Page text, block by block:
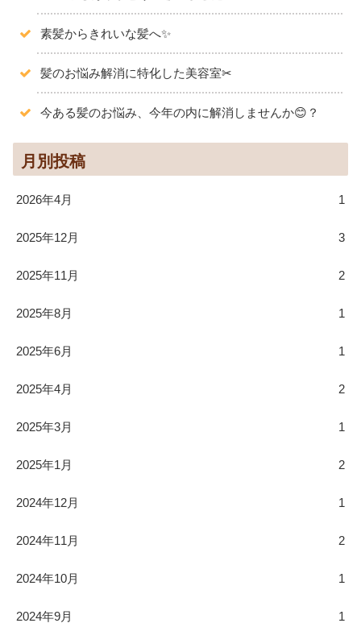
素髪からきれいな髪へ✨
髪のお悩み解消に特化した美容室✂
今ある髪のお悩み、今年の内に解消しませんか😊？
月別投稿
2026年4月 1
2025年12月 3
2025年11月 2
2025年8月 1
2025年6月 1
2025年4月 2
2025年3月 1
2025年1月 2
2024年12月 1
2024年11月 2
2024年10月 1
2024年9月 1